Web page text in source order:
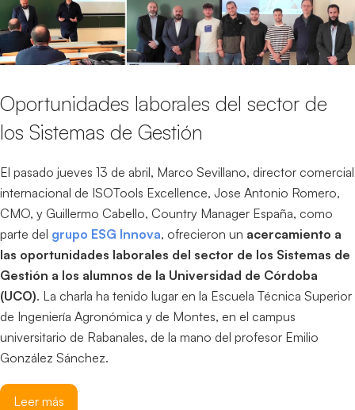
Oportunidades laborales del sector de
los Sistemas de Gestión
El pasado jueves 13 de abril, Marco Sevillano, director comercial
internacional de ISOTools Excellence, Jose Antonio Romero,
CMO, y Guillermo Cabello, Country Manager España, como
parte del grupo ESG Innova, ofrecieron un acercamiento a
las oportunidades laborales del sector de los Sistemas de
Gestión a los alumnos de la Universidad de Córdoba
(UCO). La charla ha tenido lugar en la Escuela Técnica Superior
de Ingeniería Agronómica y de Montes, en el campus
universitario de Rabanales, de la mano del profesor Emilio
González Sánchez.
Leer más